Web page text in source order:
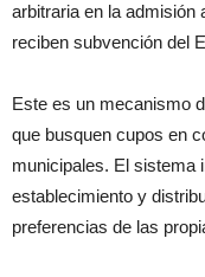
arbitraria en la admisión
reciben subvención del
Este es un mecanismo
que busquen cupos en
municipales. El sistema
establecimiento y
preferencias de las